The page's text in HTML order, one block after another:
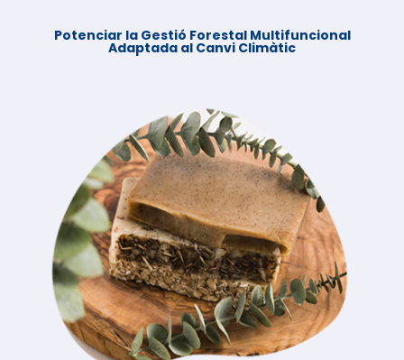
Potenciar la Gestió Forestal Multifuncional
Adaptada al Canvi Climàtic